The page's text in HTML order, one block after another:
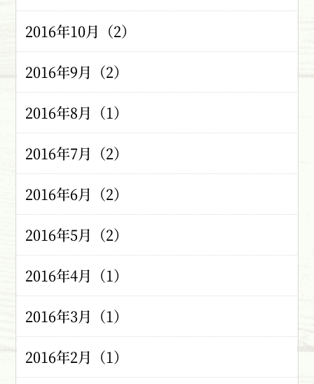
2016年10月（2）
2016年9月（2）
2016年8月（1）
2016年7月（2）
2016年6月（2）
2016年5月（2）
2016年4月（1）
2016年3月（1）
2016年2月（1）